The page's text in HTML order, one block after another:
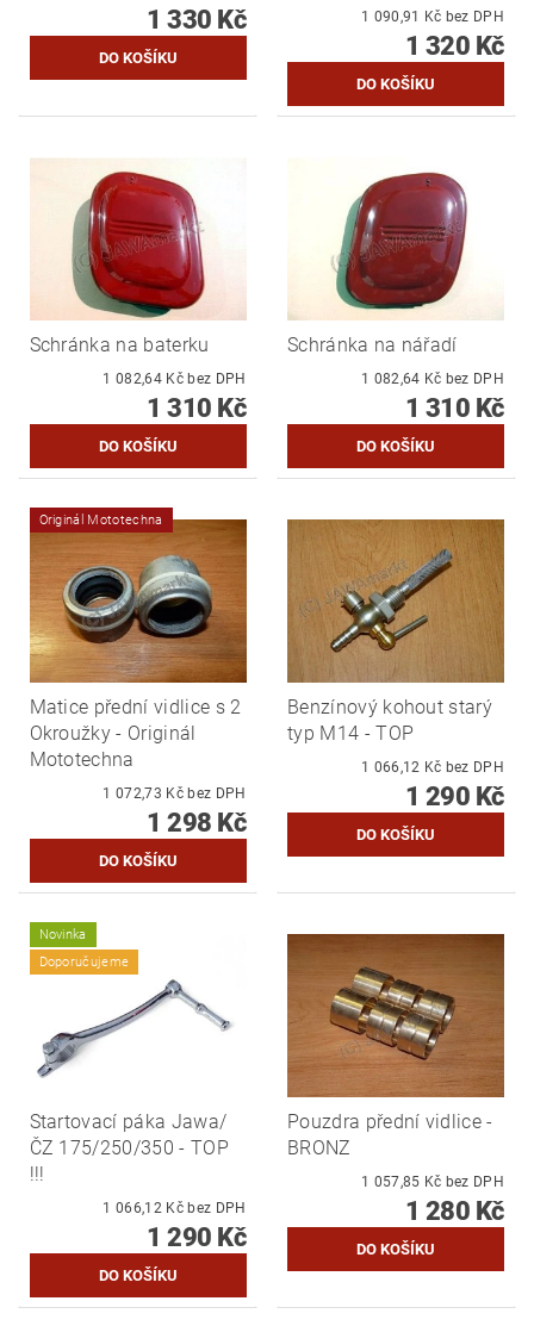
1 330 Kč 1 090,91 Kč bez DPH
1 320 Kč
Schránka na baterku
1 082,64 Kč bez DPH
1 310 Kč
Schránka na nářadí
1 082,64 Kč bez DPH
1 310 Kč
Originál Mototechna
Matice přední vidlice s 2
Okroužky - Originál
Mototechna
1 072,73 Kč bez DPH
1 298 Kč
Benzínový kohout starý
typ M14 - TOP
1 066,12 Kč bez DPH
1 290 Kč
Novinka
Doporučujeme
Startovací páka Jawa/
ČZ 175/250/350 - TOP
!!!
1 066,12 Kč bez DPH
1 290 Kč
Pouzdra přední vidlice -
BRONZ
1 057,85 Kč bez DPH
1 280 Kč